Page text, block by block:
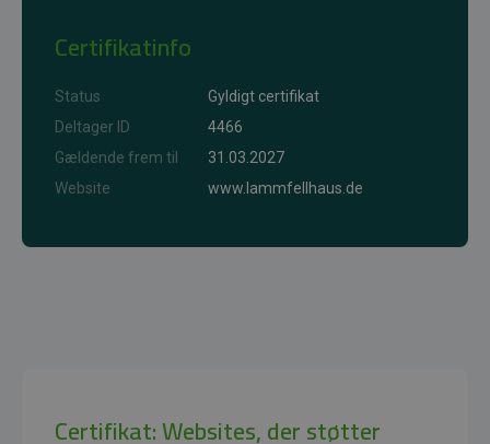
Certifikatinfo
Status
Gyldigt certifikat
Deltager ID
4466
Gældende frem til
31.03.2027
Website
www.lammfellhaus.de
Certifikat: Websites, der støtter